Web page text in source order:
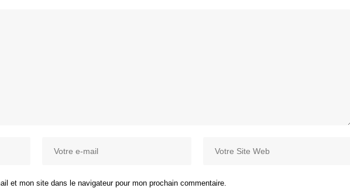
et mon site dans le navigateur pour mon prochain commentaire.